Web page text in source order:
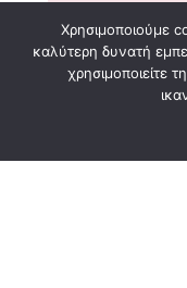
Χρησιμοποιούμε
καλύτερη δυνατή
χρησιμοποιείτε